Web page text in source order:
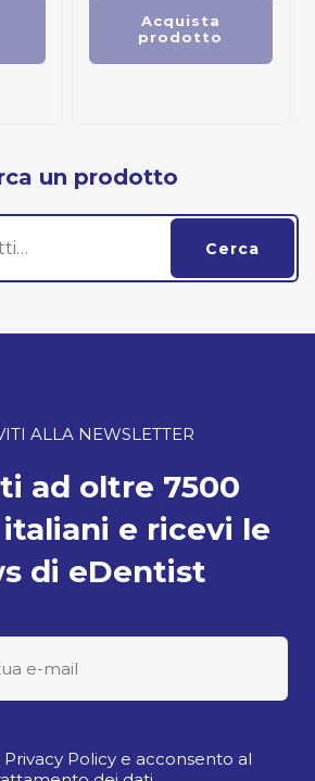
Acquista
prodotto
un prodotto
Cerca
ALLA NEWSLETTER
ad oltre 7500
e ricevi le
di eDentist
Policy e acconsento al